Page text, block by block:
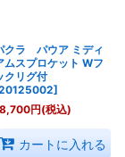
クラ パウア ミディ
ムスプロケット Wフ
クリグ付
]
円(税込)
カートに入れる